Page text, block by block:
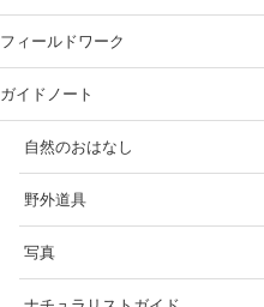
フィールドワーク
ガイドノート
自然のおはなし
野外道具
写真